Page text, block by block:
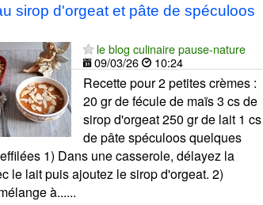
sirop d'orgeat et pâte de spéculoos
le blog culinaire pause-nature
09/03/26
10:24
Recette pour 2 petites crèmes :
20 gr de fécule de maïs 3 cs de
sirop d'orgeat 250 gr de lait 1 cs
de pâte spéculoos quelques
1) Dans une casserole, délayez la
le lait puis ajoutez le sirop d'orgeat. 2)
à......